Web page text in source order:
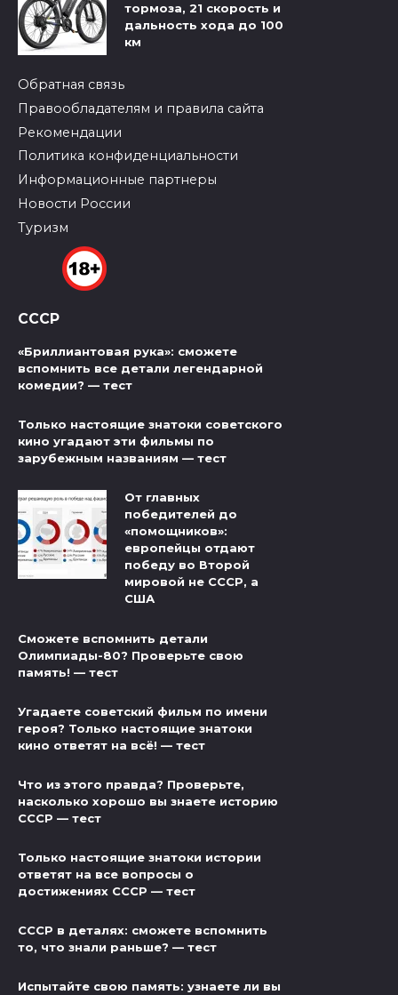
тормоза, 21 скорость и
дальность хода до 100
км
Обратная связь
Правообладателям и правила сайта
Рекомендации
Политика конфиденциальности
Информационные партнеры
Новости России
Туризм
СССР
«Бриллиантовая рука»: сможете
вспомнить все детали легендарной
комедии? — тест
Только настоящие знатоки советского
кино угадают эти фильмы по
зарубежным названиям — тест
От главных
победителей до
«помощников»:
европейцы отдают
победу во Второй
мировой не СССР, а
США
Сможете вспомнить детали
Олимпиады-80? Проверьте свою
память! — тест
Угадаете советский фильм по имени
героя? Только настоящие знатоки
кино ответят на всё! — тест
Что из этого правда? Проверьте,
насколько хорошо вы знаете историю
СССР — тест
Только настоящие знатоки истории
ответят на все вопросы о
достижениях СССР — тест
СССР в деталях: сможете вспомнить
то, что знали раньше? — тест
Испытайте свою память: узнаете ли вы